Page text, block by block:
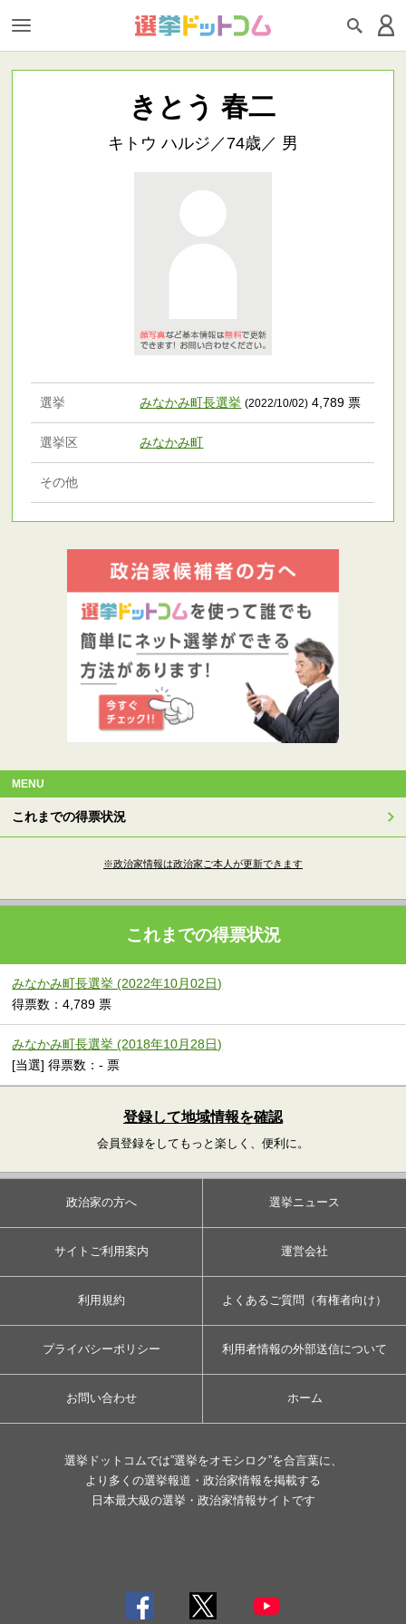
きとう 春二
キトウ ハルジ／74歳／ 男
選挙 みなかみ町長選挙 (2022/10/02) 4,789 票
選挙区 みなかみ町
その他
MENU
これまでの得票状況
※政治家情報は政治家ご本人が更新できます
これまでの得票状況
みなかみ町長選挙 (2022年10月02日)
得票数：4,789 票
みなかみ町長選挙 (2018年10月28日)
[当選] 得票数：- 票
登録して地域情報を確認
会員登録をしてもっと楽しく、便利に。
政治家の方へ 選挙ニュース
サイトご利用案内 運営会社
利用規約 よくあるご質問（有権者向け）
プライバシーポリシー 利用者情報の外部送信について
お問い合わせ ホーム
選挙ドットコムでは”選挙をオモシロク”を合言葉に、
より多くの選挙報道・政治家情報を掲載する
日本最大級の選挙・政治家情報サイトです